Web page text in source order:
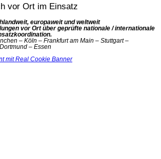
vor Ort im Einsatz
europaweit und weltweit
vor Ort über geprüfte nationale / internationale
– Köln – Frankfurt am Main – Stuttgart –
– Essen
mit Real Cookie Banner